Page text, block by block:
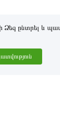
ընտրել և